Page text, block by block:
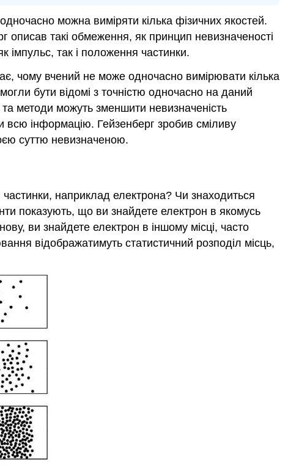
можна виміряти кілька фізичних якостей.
описав такі обмеження, як принцип невизначеності
так і положення частинки.
чому вчений не може одночасно вимірювати кілька
бути відомі з точністю одночасно на даний
методи можуть зменшити невизначеність
інформацію. Гейзенберг зробив сміливу
суттю невизначеною.
наприклад електрона? Чи знаходиться
показують, що ви знайдете електрон в якомусь
ви знайдете електрон в іншому місці, часто
відображатимуть статистичний розподіл місць,